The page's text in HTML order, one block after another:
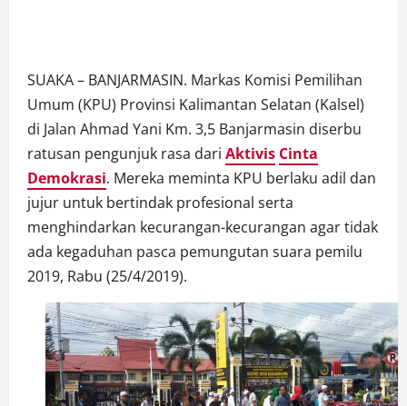
SUAKA – BANJARMASIN. Markas Komisi Pemilihan
Umum (KPU) Provinsi Kalimantan Selatan (Kalsel)
di Jalan Ahmad Yani Km. 3,5 Banjarmasin diserbu
ratusan pengunjuk rasa dari Aktivis Cinta
Demokrasi. Mereka meminta KPU berlaku adil dan
jujur untuk bertindak profesional serta
menghindarkan kecurangan-kecurangan agar tidak
ada kegaduhan pasca pemungutan suara pemilu
2019, Rabu (25/4/2019).